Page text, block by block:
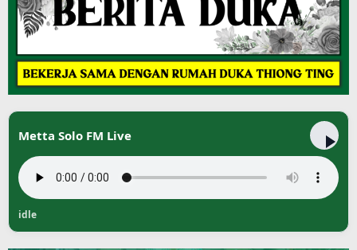
Metta Solo FM Live
idle